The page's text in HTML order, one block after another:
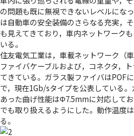
の問題も既に無視できないレベルにな
は自動車の安全装備のさらなる充実，
も見えてきており，車内ネットワーク
いる。
住友電気工業は，車載ネットワーク（
ファイバケーブルおよび，コネクタ，
てきている。ガラス製ファイバはPOF
で，現在1Gb/sタイプを公表している
あった曲げ性能はΦ7.5mmに対応して
でも取り扱えるようにした。動作温度
る。